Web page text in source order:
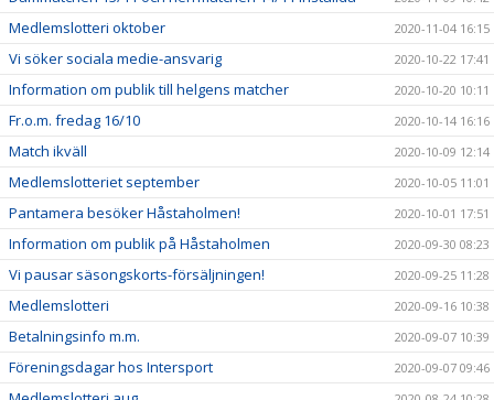
Medlemslotteri oktober 2020-11-04 16:15
Vi söker sociala medie-ansvarig 2020-10-22 17:41
Information om publik till helgens matcher 2020-10-20 10:11
Fr.o.m. fredag 16/10 2020-10-14 16:16
Match ikväll 2020-10-09 12:14
Medlemslotteriet september 2020-10-05 11:01
Pantamera besöker Håstaholmen! 2020-10-01 17:51
Information om publik på Håstaholmen 2020-09-30 08:23
Vi pausar säsongskorts-försäljningen! 2020-09-25 11:28
Medlemslotteri 2020-09-16 10:38
Betalningsinfo m.m. 2020-09-07 10:39
Föreningsdagar hos Intersport 2020-09-07 09:46